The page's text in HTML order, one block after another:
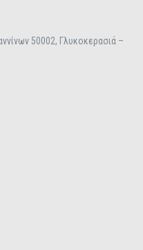
50002, Γλυκοκερασιά –